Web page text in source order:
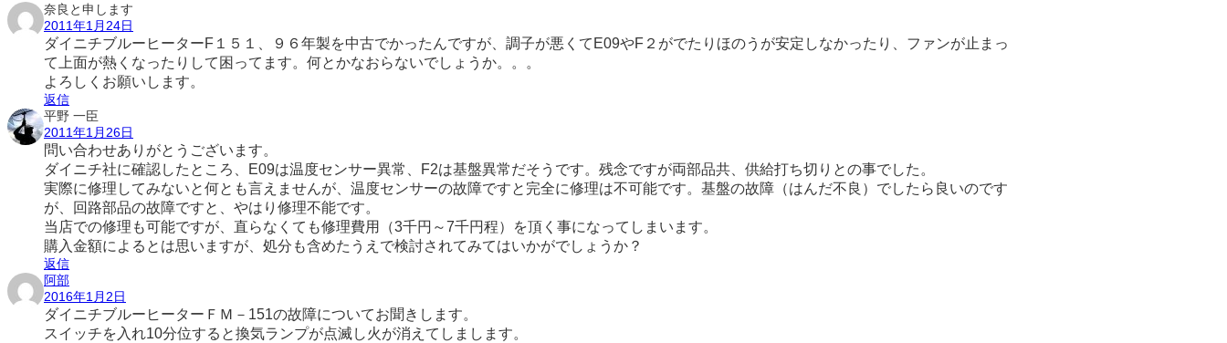
奈良と申します
2011年1月24日
ダイニチブルーヒーターF１５１、９６年製を中古でかったんですが、調子が悪くてE09やF２がでたりほのうが安定しなかったり、ファンが止まっ
て上面が熱くなったりして困ってます。何とかなおらないでしょうか。。。
よろしくお願いします。
返信
平野 一臣
2011年1月26日
問い合わせありがとうございます。
ダイニチ社に確認したところ、E09は温度センサー異常、F2は基盤異常だそうです。残念ですが両部品共、供給打ち切りとの事でした。
実際に修理してみないと何とも言えませんが、温度センサーの故障ですと完全に修理は不可能です。基盤の故障（はんだ不良）でしたら良いのです
が、回路部品の故障ですと、やはり修理不能です。
当店での修理も可能ですが、直らなくても修理費用（3千円～7千円程）を頂く事になってしまいます。
購入金額によるとは思いますが、処分も含めたうえで検討されてみてはいかがでしょうか？
返信
阿部
2016年1月2日
ダイニチブルーヒーターＦＭ－151の故障についてお聞きします。
スイッチを入れ10分位すると換気ランプが点滅し火が消えてしまします。